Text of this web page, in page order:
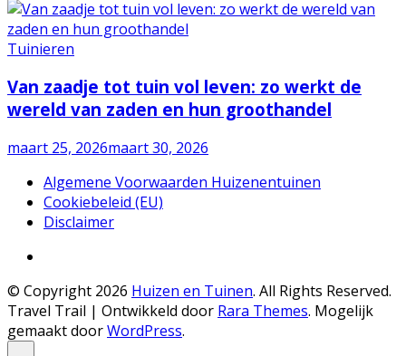
Tuinieren
Van zaadje tot tuin vol leven: zo werkt de
wereld van zaden en hun groothandel
maart 25, 2026maart 30, 2026
Algemene Voorwaarden Huizenentuinen
Cookiebeleid (EU)
Disclaimer
© Copyright 2026 Huizen en Tuinen. All Rights Reserved.
Travel Trail | Ontwikkeld door Rara Themes. Mogelijk
gemaakt doorWordPress.